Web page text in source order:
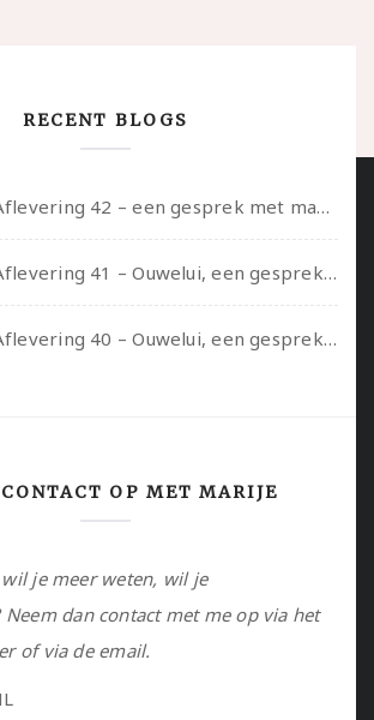
RECENT BLOGS
Ongehoord – Aflevering 42 – een gesprek met marijn over seksueel opbloeien, het ouderschap uitvinden en verschillende leeftijden in je mee dragen
Ongehoord – Aflevering 41 – Ouwelui, een gesprek met Marcelle over polyamorie op latere leeftijd, (mantel)zorg voor je partners en seksueel plezier.
Ongehoord – Aflevering 40 – Ouwelui, een gesprek met Sadie Lune over vormende relaties en de geschiedenis van de queer pornobeweging
OP MET MARIJE
je meer weten, wil je
Neem dan contact met me op via het
of via de email.